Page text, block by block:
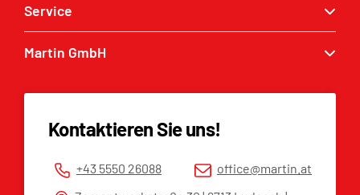
Schnellwechsler
Baggerlöffel
Greifer
Service
Service Anfrage
Ersatzteilliste
Martin GmbH
Datenschutzerklärung
Hinweisgeberplattform
Kontaktieren Sie uns!
+43 5550 26088
office@martin.at